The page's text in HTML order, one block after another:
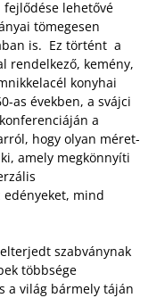
fejlődése lehetővé
tömegesen
is. Ez történt a
rendelkező, kemény,
konyhai
as években, a svájci
a
hogy olyan méret-
amely megkönnyíti
mind
szabványnak
többsége
a világ bármely táján